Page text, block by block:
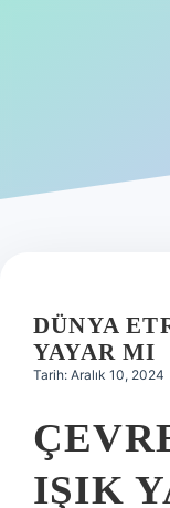
Hakkımızda
DÜNYA
YAYAR MI
Tarih: Aralık 10, 2024
IŞIK